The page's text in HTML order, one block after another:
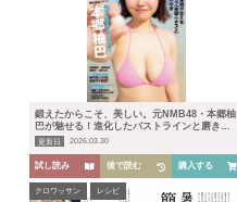
HOME
鍛えたからこそ、美しい。元NMB48・本郷柚
巴が魅せる！進化したバストラインと磨き上
げたスーパーボディ
更新日 2026.03.30
試し読み 後で読む 購入する
クロワッサン レシピ